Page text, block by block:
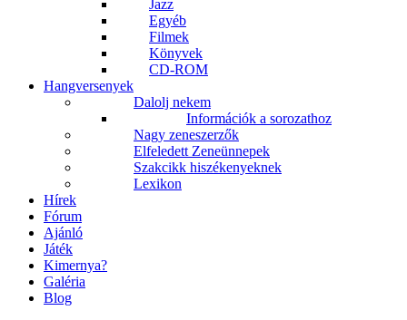
Jazz
Egyéb
Filmek
Könyvek
CD-ROM
Hangversenyek
Dalolj nekem
Információk a sorozathoz
Nagy zeneszerzők
Elfeledett Zeneünnepek
Szakcikk hiszékenyeknek
Lexikon
Hírek
Fórum
Ajánló
Játék
Kimernya?
Galéria
Blog